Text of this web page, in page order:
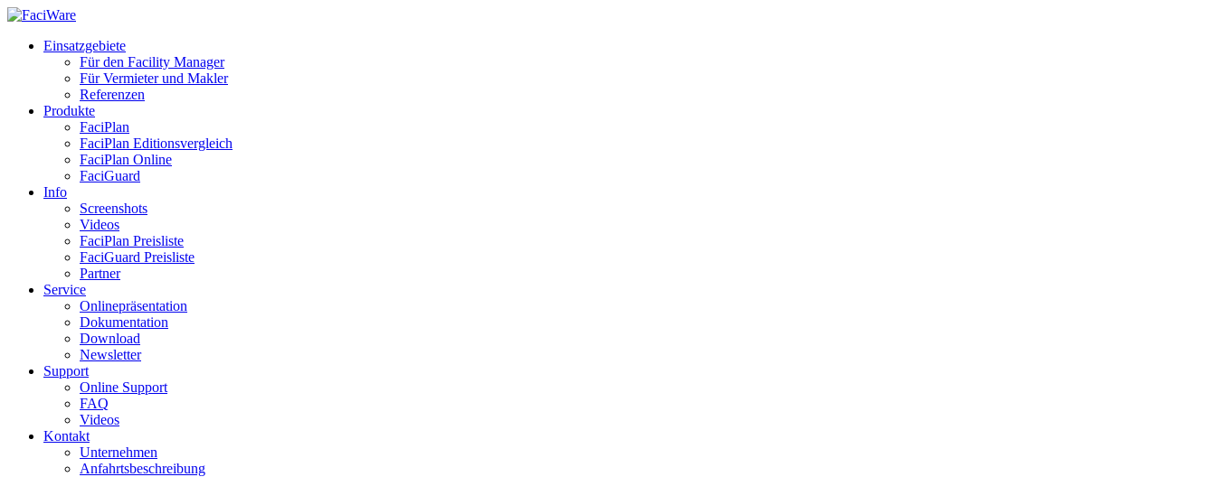
Einsatzgebiete
Für den Facility Manager
Für Vermieter und Makler
Referenzen
Produkte
FaciPlan
FaciPlan Editionsvergleich
FaciPlan Online
FaciGuard
Info
Screenshots
Videos
FaciPlan Preisliste
FaciGuard Preisliste
Partner
Service
Onlinepräsentation
Dokumentation
Download
Newsletter
Support
Online Support
FAQ
Videos
Kontakt
Unternehmen
Anfahrtsbeschreibung